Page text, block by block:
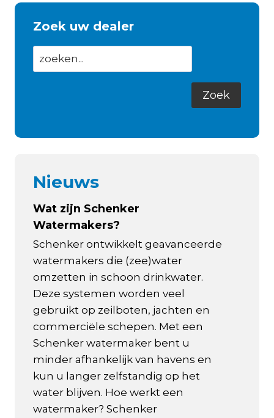
Zoek uw dealer
Nieuws
Wat zijn Schenker
Watermakers?
Schenker ontwikkelt geavanceerde
watermakers die (zee)water
omzetten in schoon drinkwater.
Deze systemen worden veel
gebruikt op zeilboten, jachten en
commerciële schepen. Met een
Schenker watermaker bent u
minder afhankelijk van havens en
kun u langer zelfstandig op het
water blijven. Hoe werkt een
watermaker? Schenker